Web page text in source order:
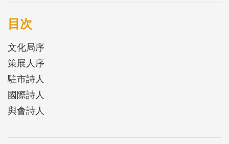
目次
文化局序
策展人序
駐市詩人
國際詩人
與會詩人